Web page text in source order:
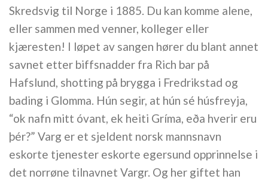
Skredsvig til Norge i 1885. Du kan komme alene,
eller sammen med venner, kolleger eller
kjæresten! I løpet av sangen hører du blant annet
savnet etter biffsnadder fra Rich bar på
Hafslund, shotting på brygga i Fredrikstad og
bading i Glomma. Hún segir, at hún sé húsfreyja,
“ok nafn mitt óvant, ek heiti Gríma, eða hverir eru
þér?” Varg er et sjeldent norsk mannsnavn
eskorte tjenester eskorte egersund opprinnelse i
det norrøne tilnavnet Vargr. Og her giftet han